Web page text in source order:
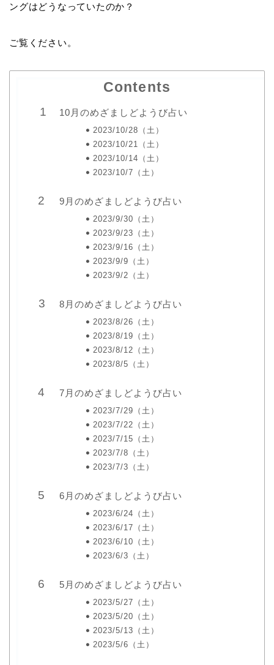
ングはどうなっていたのか？
ご覧ください。
Contents
10月のめざましどようび占い
2023/10/28（土）
2023/10/21（土）
2023/10/14（土）
2023/10/7（土）
9月のめざましどようび占い
2023/9/30（土）
2023/9/23（土）
2023/9/16（土）
2023/9/9（土）
2023/9/2（土）
8月のめざましどようび占い
2023/8/26（土）
2023/8/19（土）
2023/8/12（土）
2023/8/5（土）
7月のめざましどようび占い
2023/7/29（土）
2023/7/22（土）
2023/7/15（土）
2023/7/8（土）
2023/7/3（土）
6月のめざましどようび占い
2023/6/24（土）
2023/6/17（土）
2023/6/10（土）
2023/6/3（土）
5月のめざましどようび占い
2023/5/27（土）
2023/5/20（土）
2023/5/13（土）
2023/5/6（土）